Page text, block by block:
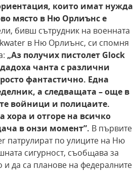
които имат нужда
място в Ню Орлиънс е
бивш сътрудник на военната
в Ню Орлиънс, си спомня
„Аз получих пистолет Glock
чанта с различни
фантастично. Една
а следващата – още в
войници и полицаите.
хора и отгоре на всичко
в онзи момент”. В първите
патрулират по улиците на Ню
сигурност, съобщава за
и да са планове на федералните